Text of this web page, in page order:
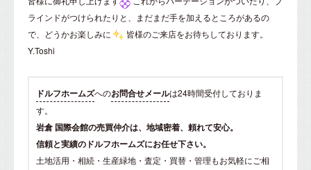
ラインドがつけられたりと、まだまだ手を加えるところがあるの
で、どうかお楽しみに
皆様のご来店をお待ちしております。
Y.Toshi
ドルフホームズへのお問合せメールは24時間受付しておりま
す。
岩倉 国際会館の売買仲介は、地域密着、頼れて安心。
信頼と実績のドルフホームズにお任せ下さい。
土地活用・相続・生産緑地・査定・買替・管理もお気軽にご相